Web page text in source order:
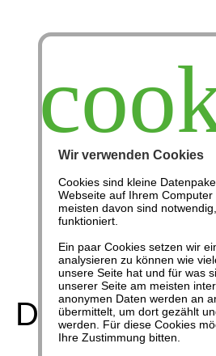
Die größte
Geldsystem
Die
Wir verwenden Cookies
Cookies sind kleine
Webseite auf Ihrem
meisten davon sind
funktioniert.
Ein paar Cookies setzen wir
analysieren zu können wie
unsere Seite hat und für was
unserer Seite am meisten
anonymen Daten werden an
übermittelt, um dort gezählt
werden. Für diese Cookies
Ihre Zustimmung bitten.